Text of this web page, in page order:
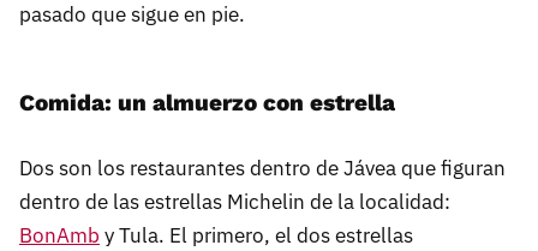
pasado que sigue en pie.
Comida: un almuerzo con estrella
Dos son los restaurantes dentro de Jávea que figuran
dentro de las estrellas Michelin de la localidad:
BonAmb y Tula. El primero, el dos estrellas